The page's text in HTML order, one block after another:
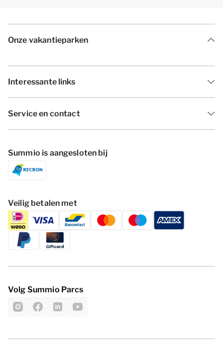
Onze vakantieparken
Interessante links
Service en contact
Summio is aangesloten bij
Veilig betalen met
Volg Summio Parcs